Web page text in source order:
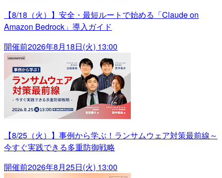
【8/18（火）】安全・最短ルートで始める「Claude on
Amazon Bedrock」導入ガイド
開催前2026年8月18日(火) 13:00
【8/25（火）】事例から学ぶ！ランサムウェア対策最前線～
今すぐ実践できる多重防御戦略
開催前2026年8月25日(火) 13:00